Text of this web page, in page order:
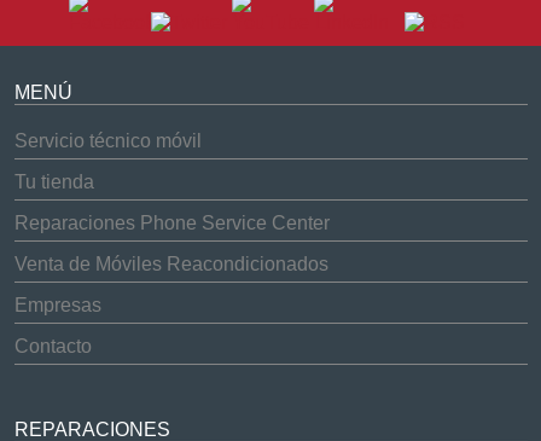
MENÚ
Servicio técnico móvil
Tu tienda
Reparaciones Phone Service Center
Venta de Móviles Reacondicionados
Empresas
Contacto
REPARACIONES